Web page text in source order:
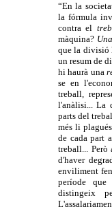
“En la
la fórmula
contra el
màquina?
que la divisió
un resum de
hi haurà una
se en
treball,
l'anàlisi... La
parts del
més li
de cada part
treball...
d'haver
enviliment
període que
distingeix